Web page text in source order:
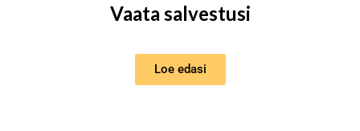
Vaata salvestusi
Loe edasi